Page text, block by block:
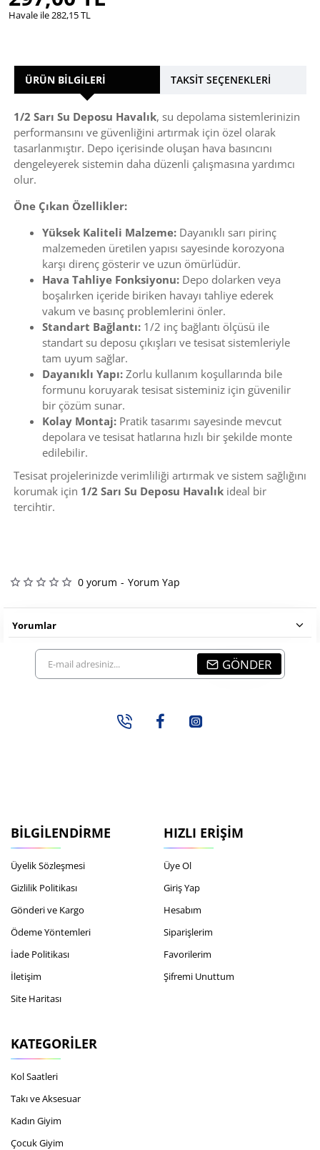
0 yorum - Yorum Yap
Havale ile 282,15 TL
ÜRÜN BILGILERI TAKSIT SEÇENEKLERI
1/2 Sarı Su Deposu Havalık, su depolama sistemlerinizin
performansını ve güvenliğini artırmak için özel olarak
tasarlanmıştır. Depo içerisinde oluşan hava basıncını
dengeleyerek sistemin daha düzenli çalışmasına yardımcı
olur.
Öne Çıkan Özellikler:
Yüksek Kaliteli Malzeme: Dayanıklı sarı pirinç
malzemeden üretilen yapısı sayesinde korozyona
karşı direnç gösterir ve uzun ömürlüdür.
Hava Tahliye Fonksiyonu: Depo dolarken veya
boşalırken içeride biriken havayı tahliye ederek
vakum ve basınç problemlerini önler.
Standart Bağlantı: 1/2 inç bağlantı ölçüsü ile
standart su deposu çıkışları ve tesisat sistemleriyle
tam uyum sağlar.
Dayanıklı Yapı: Zorlu kullanım koşullarında bile
formunu koruyarak tesisat sisteminiz için güvenilir
bir çözüm sunar.
Kolay Montaj: Pratik tasarımı sayesinde mevcut
depolara ve tesisat hatlarına hızlı bir şekilde monte
edilebilir.
Tesisat projelerinizde verimliliği artırmak ve sistem sağlığını
korumak için 1/2 Sarı Su Deposu Havalık ideal bir
tercihtir.
Yorumlar
E-
mail
GÖNDER
BILGILENDIRME
Üyelik Sözleşmesi
Gizlilik Politikası
Gönderi ve Kargo
Ödeme Yöntemleri
İade Politikası
İletişim
Site Haritası
HIZLI ERIŞIM
Üye Ol
Giriş Yap
Hesabım
Siparişlerim
Favorilerim
Şifremi Unuttum
KATEGORILER
Kol Saatleri
Takı ve Aksesuar
Kadın Giyim
Çocuk Giyim